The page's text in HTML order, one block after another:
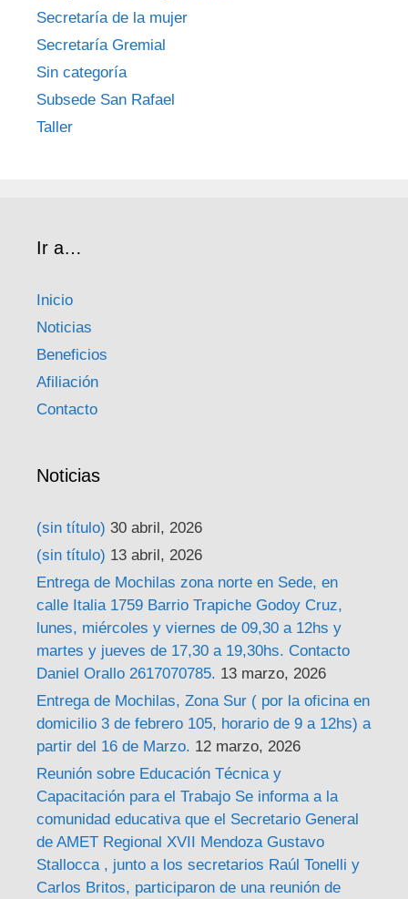
Secretaría de la mujer
Secretaría Gremial
Sin categoría
Subsede San Rafael
Taller
Ir a…
Inicio
Noticias
Beneficios
Afiliación
Contacto
Noticias
(sin título) 30 abril, 2026
(sin título) 13 abril, 2026
Entrega de Mochilas zona norte en Sede, en
calle Italia 1759 Barrio Trapiche Godoy Cruz,
lunes, miércoles y viernes de 09,30 a 12hs y
martes y jueves de 17,30 a 19,30hs. Contacto
Daniel Orallo 2617070785. 13 marzo, 2026
Entrega de Mochilas, Zona Sur ( por la oficina en
domicilio 3 de febrero 105, horario de 9 a 12hs) a
partir del 16 de Marzo. 12 marzo, 2026
Reunión sobre Educación Técnica y
Capacitación para el Trabajo Se informa a la
comunidad educativa que el Secretario General
de AMET Regional XVII Mendoza Gustavo
Stallocca , junto a los secretarios Raúl Tonelli y
Carlos Britos, participaron de una reunión de